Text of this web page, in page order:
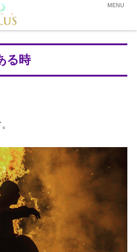
る時
MENU